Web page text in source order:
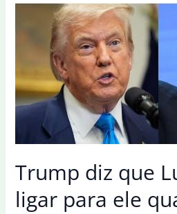
dele”,
diz
Trump
Trump diz que
ligar para ele